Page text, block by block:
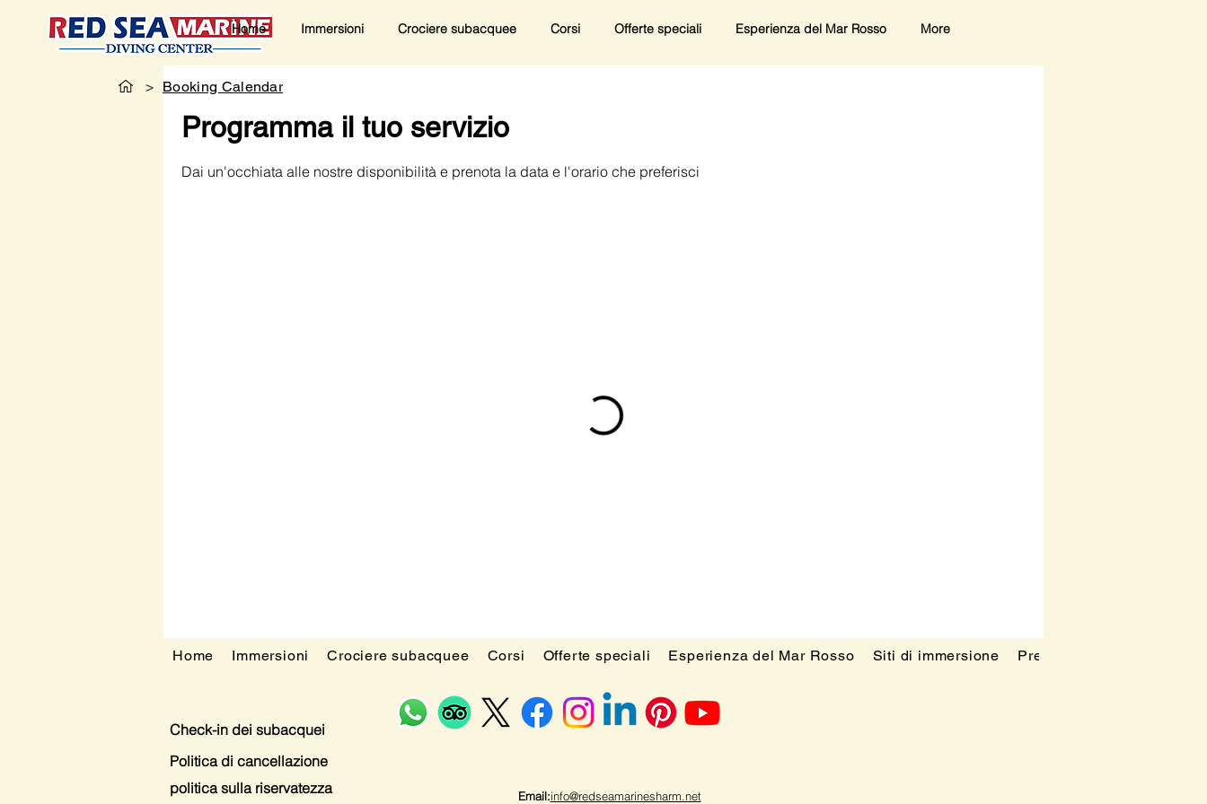
Home Immersioni Crociere subacquee Corsi Offerte speciali Esperienza del Mar Rosso More
Programma il tuo servizio
Dai un'occhiata alle nostre disponibilità e prenota la data e l'orario che preferisci
> Booking Calendar
Home Immersioni Crociere subacquee Corsi Offerte speciali Esperienza del Mar Rosso Siti di immersione Prezzi
Check-in dei subacquei
Politica di cancellazione
politica sulla riservatezza
Email:info@redseamarinesharm.net